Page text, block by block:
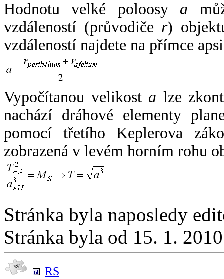
Hodnotu velké poloosy a
vzdáleností (průvodiče r)
vzdáleností najdete na přímce
Vypočítanou velikost a lze
nachází dráhové elementy
pomocí třetího Keplerova
zobrazená v levém horním rohu
Stránka byla naposledy
Stránka byla od 15. 1.
RS